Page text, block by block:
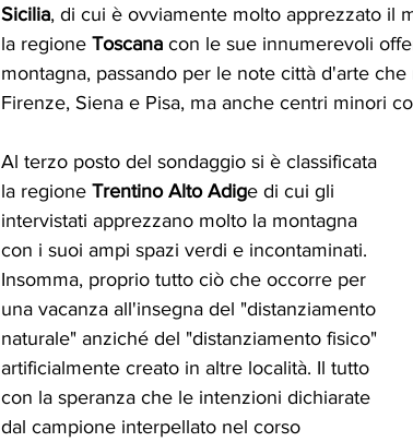
Sicilia, di cui è ovviamente molto apprezzato il
la regione Toscana con le sue innumerevoli
montagna, passando per le note città d'arte
Firenze, Siena e Pisa, ma anche centri minori
Al terzo posto del sondaggio si è classificata
la regione Trentino Alto Adige di cui gli
intervistati apprezzano molto la montagna
con i suoi ampi spazi verdi e incontaminati.
Insomma, proprio tutto ciò che occorre per
una vacanza all'insegna del "distanziamento
naturale" anziché del "distanziamento fisico"
artificialmente creato in altre località. Il tutto
con la speranza che le intenzioni dichiarate
dal campione interpellato nel corso